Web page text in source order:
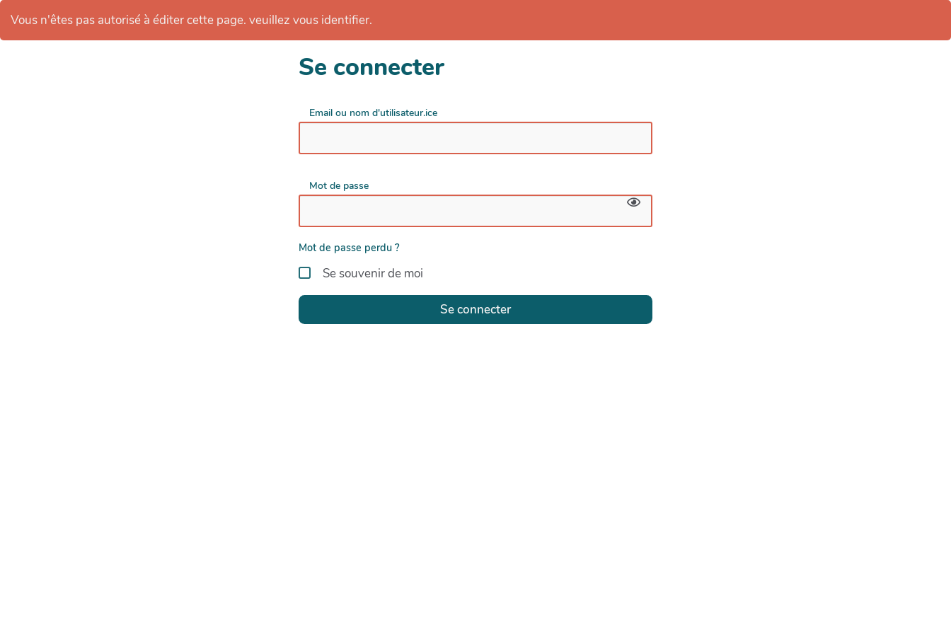
Vous n'êtes pas autorisé à éditer cette page. veuillez vous identifier.
Se connecter
Email ou nom d'utilisateur.ice
Mot de passe
Mot de passe perdu ?
Se souvenir de moi
Se connecter